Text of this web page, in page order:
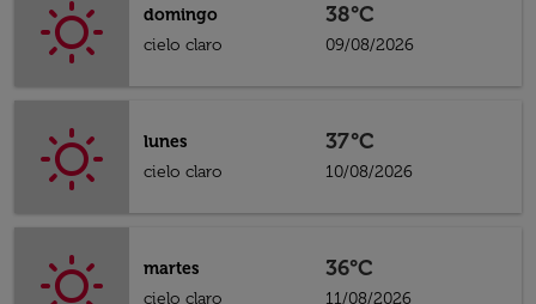
domingo
cielo claro
38°C
09/08/2026
lunes
cielo claro
37°C
10/08/2026
martes
cielo claro
36°C
11/08/2026